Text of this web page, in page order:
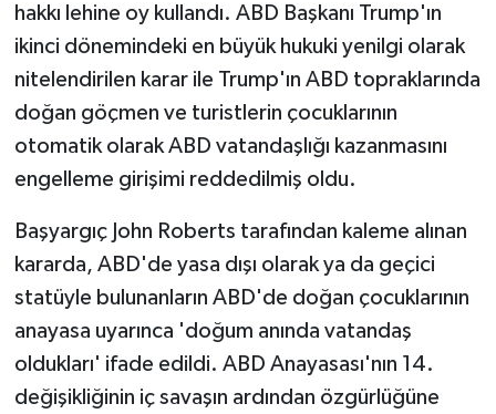
hakkı lehine oy kullandı. ABD Başkanı Trump'ın
ikinci dönemindeki en büyük hukuki yenilgi olarak
nitelendirilen karar ile Trump'ın ABD topraklarında
doğan göçmen ve turistlerin çocuklarının
otomatik olarak ABD vatandaşlığı kazanmasını
engelleme girişimi reddedilmiş oldu.
Başyargıç John Roberts tarafından kaleme alınan
kararda, ABD'de yasa dışı olarak ya da geçici
statüyle bulunanların ABD'de doğan çocuklarının
anayasa uyarınca 'doğum anında vatandaş
oldukları' ifade edildi. ABD Anayasası'nın 14.
değişikliğinin iç savaşın ardından özgürlüğüne
Jandarma
Kadın
KÜLTÜR SANAT
Otomobil
POLİTİKA
Sağlık